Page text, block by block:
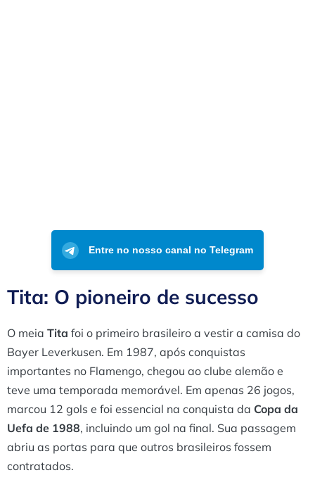
Entre no nosso canal no Telegram
Tita: O pioneiro de sucesso
O meia Tita foi o primeiro brasileiro a vestir a camisa do
Bayer Leverkusen. Em 1987, após conquistas
importantes no Flamengo, chegou ao clube alemão e
teve uma temporada memorável. Em apenas 26 jogos,
marcou 12 gols e foi essencial na conquista da Copa da
Uefa de 1988, incluindo um gol na final. Sua passagem
abriu as portas para que outros brasileiros fossem
contratados.